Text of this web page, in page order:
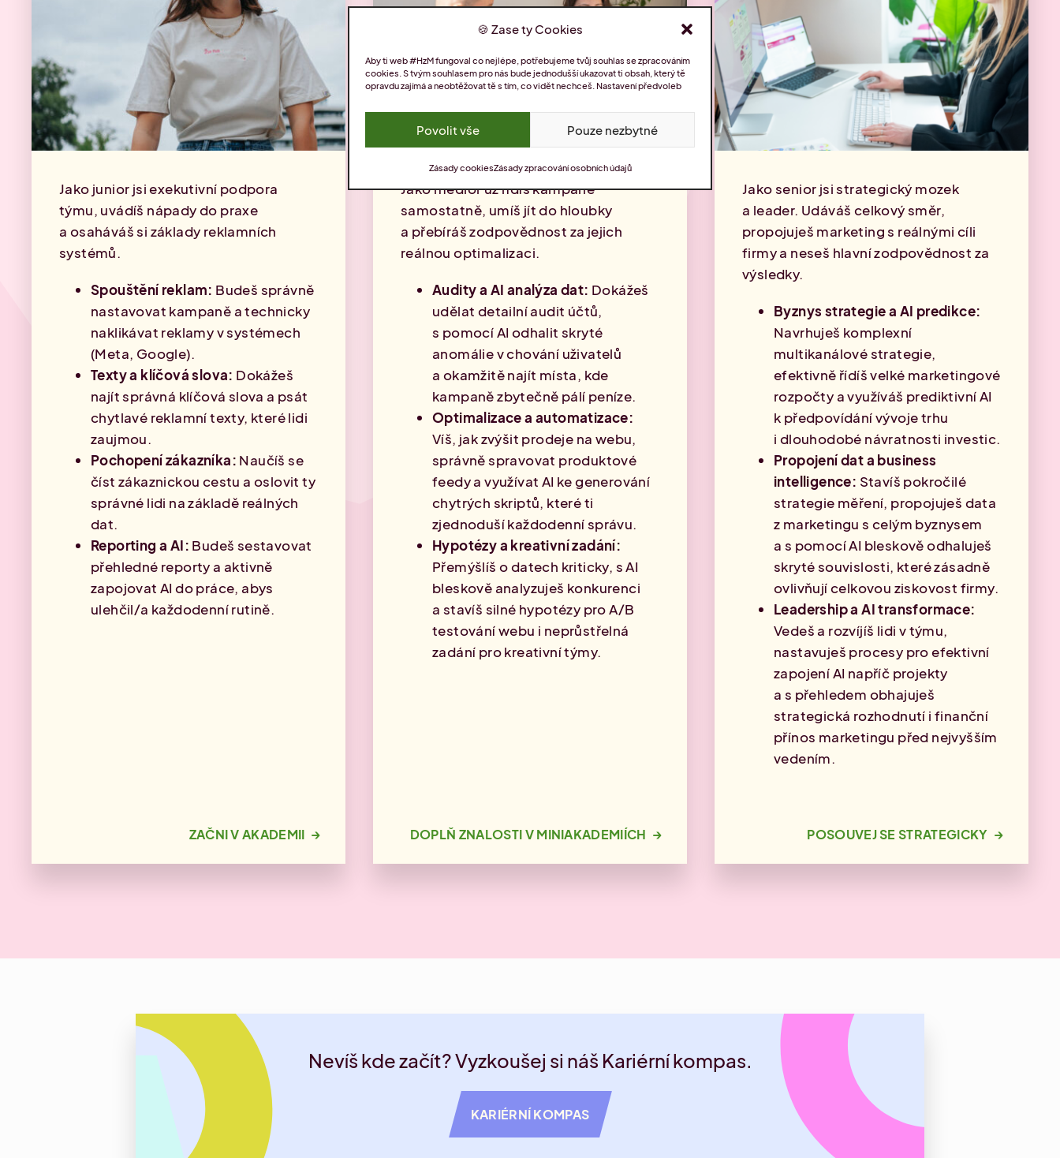
Zase ty Cookies
Aby ti web #HzM fungoval co nejlépe, potřebujeme tvůj souhlas se zpracováním
cookies. S tvým souhlasem pro nás bude jednodušší ukazovat ti obsah, který tě
opravdu zajímá a neobtěžovat tě s tím, co vidět nechceš. Nastavení předvoleb
Povolit vše Pouze nezbytné
Zásady cookiesZásady zpracování osobních údajů
Jako junior jsi exekutivní podpora
týmu, uvádíš nápady do praxe
a osaháváš si základy reklamních
systémů.
Spouštění reklam: Budeš správně
nastavovat kampaně a technicky
naklikávat reklamy v systémech
(Meta, Google).
Texty a klíčová slova: Dokážeš
najít správná klíčová slova a psát
chytlavé reklamní texty, které lidi
zaujmou.
Pochopení zákazníka: Naučíš se
číst zákaznickou cestu a oslovit ty
správné lidi na základě reálných
dat.
Reporting a AI: Budeš sestavovat
přehledné reporty a aktivně
zapojovat AI do práce, abys
ulehčil/a každodenní rutině.
ZAČNI V AKADEMII →
Jako medior už řídíš kampaně
samostatně, umíš jít do hloubky
a přebíráš zodpovědnost za jejich
reálnou optimalizaci.
Audity a AI analýza dat: Dokážeš
udělat detailní audit účtů,
s pomocí AI odhalit skryté
anomálie v chování uživatelů
a okamžitě najít místa, kde
kampaně zbytečně pálí peníze.
Optimalizace a automatizace:
Víš, jak zvýšit prodeje na webu,
správně spravovat produktové
feedy a využívat AI ke generování
chytrých skriptů, které ti
zjednoduší každodenní správu.
Hypotézy a kreativní zadání:
Přemýšlíš o datech kriticky, s AI
bleskově analyzuješ konkurenci
a stavíš silné hypotézy pro A/B
testování webu i neprůstřelná
zadání pro kreativní týmy.
DOPLŇ ZNALOSTI V MINIAKADEMIÍCH →
Jako senior jsi strategický mozek
a leader. Udáváš celkový směr,
propojuješ marketing s reálnými cíli
firmy a neseš hlavní zodpovědnost za
výsledky.
Byznys strategie a AI predikce:
Navrhuješ komplexní
multikanálové strategie,
efektivně řídíš velké marketingové
rozpočty a využíváš prediktivní AI
k předpovídání vývoje trhu
i dlouhodobé návratnosti investic.
Propojení dat a business
intelligence: Stavíš pokročilé
strategie měření, propojuješ data
z marketingu s celým byznysem
a s pomocí AI bleskově odhaluješ
skryté souvislosti, které zásadně
ovlivňují celkovou ziskovost firmy.
Leadership a AI transformace:
Vedeš a rozvíjíš lidi v týmu,
nastavuješ procesy pro efektivní
zapojení AI napříč projekty
a s přehledem obhajuješ
strategická rozhodnutí i finanční
přínos marketingu před nejvyšším
vedením.
POSOUVEJ SE STRATEGICKY →
Nevíš kde začít? Vyzkoušej si náš Kariérní kompas.
KARIÉRNÍ KOMPAS